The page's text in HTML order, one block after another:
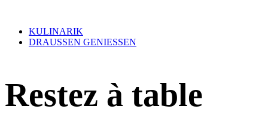
KULINARIK
DRAUSSEN GENIESSEN
Restez à table